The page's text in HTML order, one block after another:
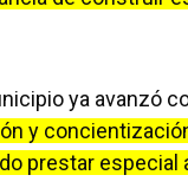
ya avanzó
y
prestar